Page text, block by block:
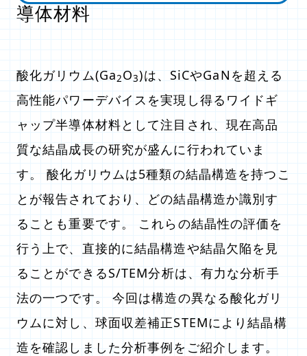
導体材料
酸化ガリウム(Ga2O3)は、SiCやGaNを超える
高性能パワーデバイスを実現し得るワイドギ
ャップ半導体材料として注目され、現在高品
質な結晶成長の研究が盛んに行われていま
す。 酸化ガリウムは5種類の結晶構造を持つこ
とが報告されており、どの結晶構造か識別す
ることも重要です。 これらの結晶性の評価を
行う上で、直接的に結晶構造や結晶欠陥を見
ることができるS/TEM分析は、有力な分析手
法の一つです。 今回は構造の異なる酸化ガリ
ウムに対し、球面収差補正STEMにより結晶構
造を確認しました分析事例をご紹介します。